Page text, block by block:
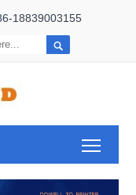
18839003155
